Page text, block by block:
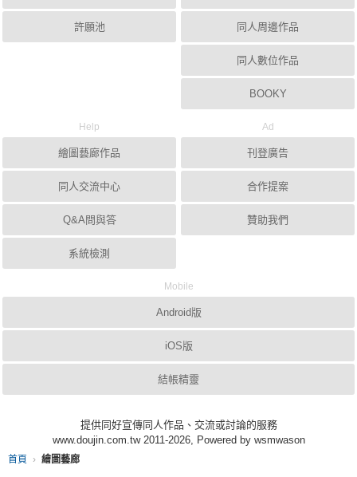
首頁 繪圖藝廊
許願池 同人周邊作品
同人數位作品
BOOKY
Help
繪圖藝廊作品
同人交流中心
Q&A問與答
系統檢測
Ad
刊登廣告
合作提案
贊助我們
Mobile
Android版
iOS版
結帳精靈
提供同好宣傳同人作品、交流或討論的服務
www.doujin.com.tw 2011-2026, Powered by wsmwason